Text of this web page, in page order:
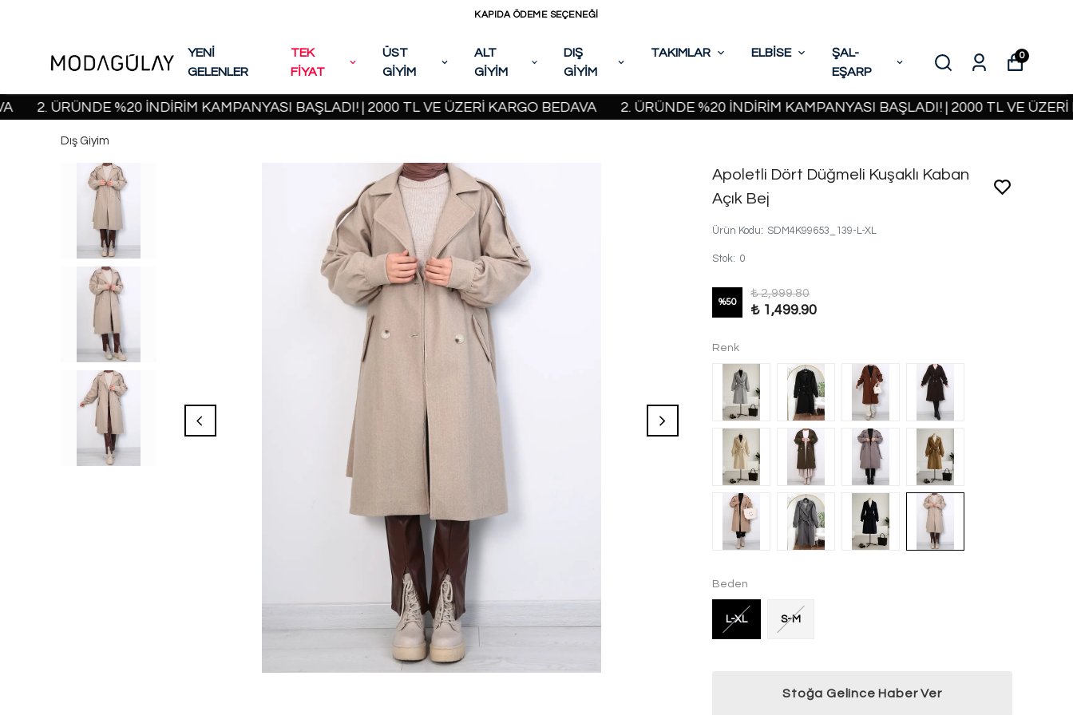
KAPIDA ÖDEME SEÇENEĞİ
YENİ
GELENLER
TEK
FİYAT
ÜST
GİYİM
ALT
GİYİM
DIŞ
GİYİM
TAKIMLAR ELBİSE
ŞAL-
EŞARP
0
ÜRÜNDE %20 İNDİRİM KAMPANYASI BAŞLADI! | 2000 TL VE ÜZERİ KARGO BEDAVA 2. ÜRÜNDE %20 İNDİRİM KAMPANYASI BAŞLADI! | 2000 TL VE ÜZERİ
Dış Giyim
Apoletli Dört Düğmeli Kuşaklı Kaban
Açık Bej
Ürün Kodu: SDM4K99653_139-L-XL
Stok: 0
%50
₺ 2,999.80
₺ 1,499.90
Renk
Beden
L-XL S-M
Stoğa Gelince Haber Ver